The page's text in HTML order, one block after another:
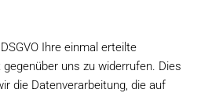
Ihre einmal erteilte
gegenüber uns zu widerrufen. Dies
die Datenverarbeitung, die auf